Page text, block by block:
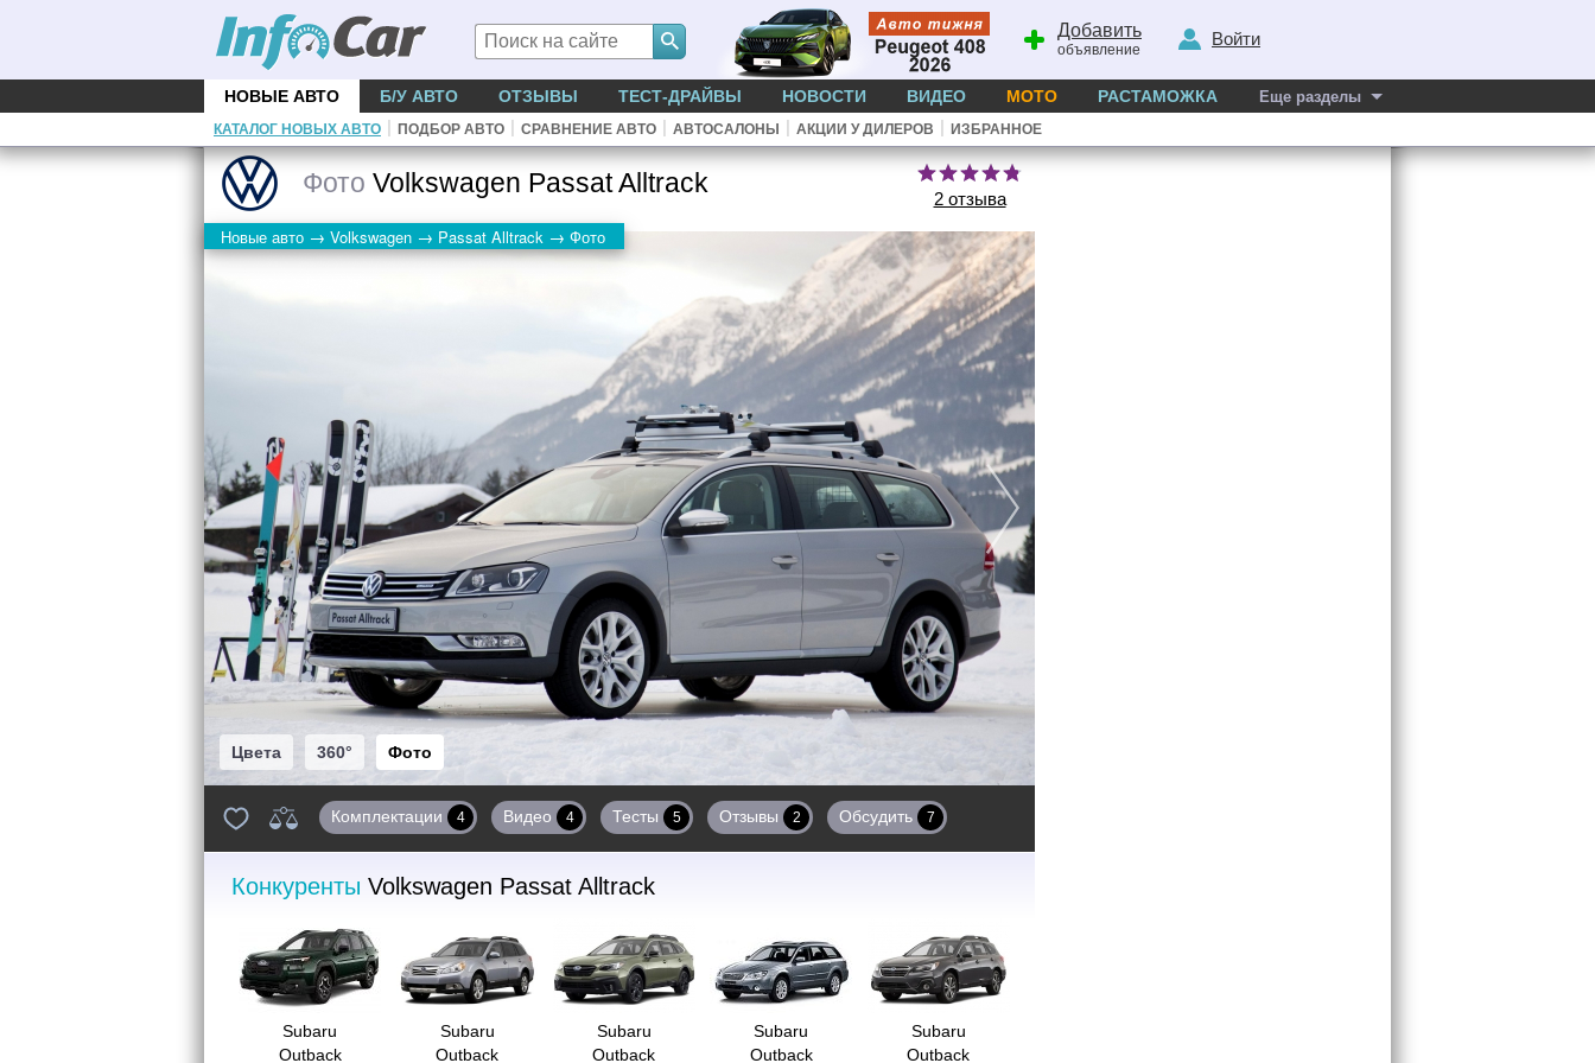
Добавить
объявление
Войти
НОВЫЕ АВТО Б/У АВТО ОТЗЫВЫ ТЕСТ-ДРАЙВЫ НОВОСТИ ВИДЕО МОТО РАСТАМОЖКА Еще разделы
КАТАЛОГ НОВЫХ АВТО | ПОДБОР АВТО | СРАВНЕНИЕ АВТО | АВТОСАЛОНЫ | АКЦИИ У ДИЛЕРОВ | ИЗБРАННОЕ
Фото Volkswagen Passat Alltrack
2 отзыва
Новые авто → Volkswagen → Passat Alltrack → Фото
Цвета 360° Фото
Комплектации 4 Видео 4 Тесты 5 Отзывы 2 Обсудить 7
Конкуренты Volkswagen Passat Alltrack
Subaru
Outback
Subaru
Outback
Subaru
Outback
Subaru
Outback
Subaru
Outback